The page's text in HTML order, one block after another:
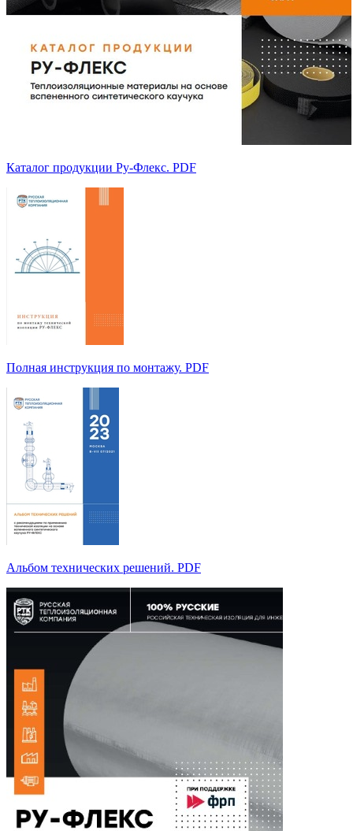
Каталог продукции Ру-Флекс. PDF
Полная инструкция по монтажу. PDF
Альбом технических решений. PDF